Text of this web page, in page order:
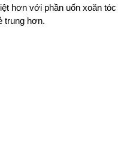
hơn với phần uốn xoăn
trung hơn.